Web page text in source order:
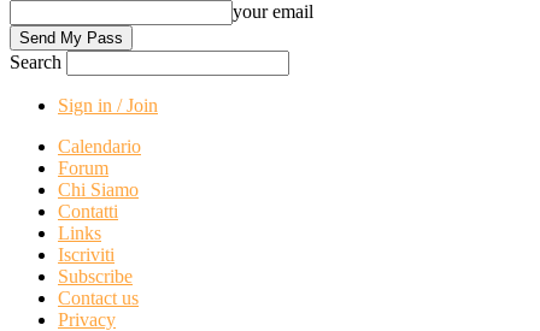
your email
Search
Sign in / Join
Calendario
Forum
Chi Siamo
Contatti
Links
Iscriviti
Subscribe
Contact us
Privacy